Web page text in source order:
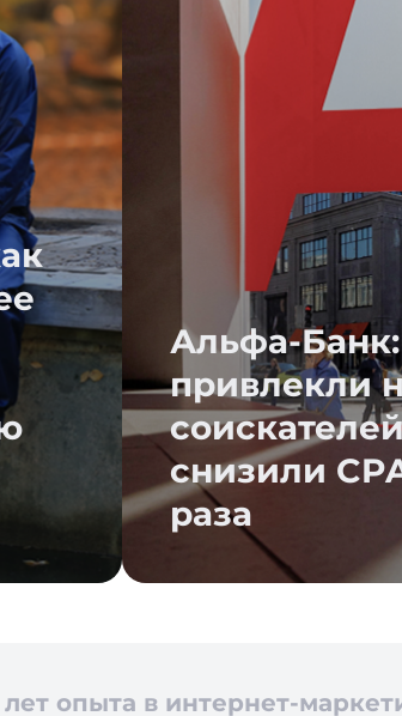
Альфа-
привлекли
снизили
раза
лет опыта в интернет-